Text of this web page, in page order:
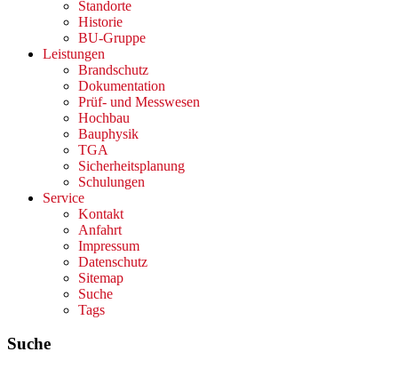
Standorte
Historie
BU-Gruppe
Leistungen
Brandschutz
Dokumentation
Prüf- und Messwesen
Hochbau
Bauphysik
TGA
Sicherheitsplanung
Schulungen
Service
Kontakt
Anfahrt
Impressum
Datenschutz
Sitemap
Suche
Tags
Suche